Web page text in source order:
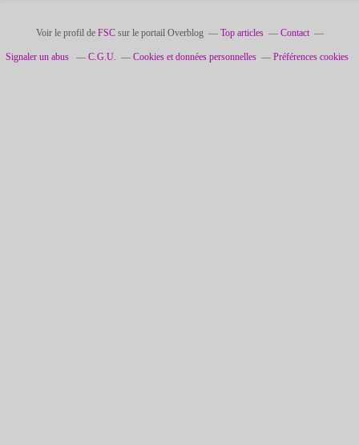
Voir le profil de FSCsur le portail Overblog Top articles Contact
Signaler un abus C.G.U. Cookies et données personnelles Préférences cookies